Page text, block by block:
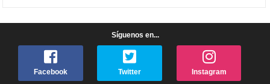
Síguenos en...
Facebook Twitter Instagram